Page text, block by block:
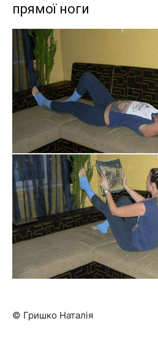
прямої ноги
© Гришко Наталія